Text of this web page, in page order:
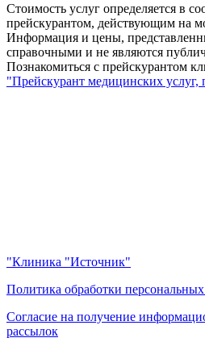
Стоимость услуг определяется в
прейскурантом, действующим на
Информация и цены,
справочными и не являются
Познакомиться с прейскурантом
"Прейскурант медицинских
"Клиника "Источник"
Политика обработки
Согласие на получение
рассылок